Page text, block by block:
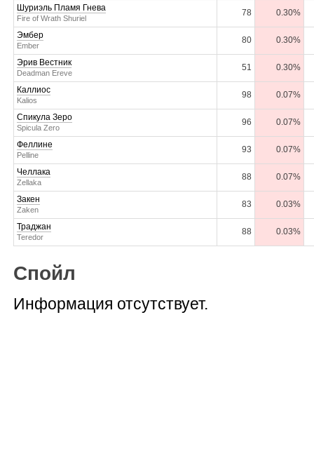
Шуриэль Пламя Гнева
Fire of Wrath Shuriel
78 0.30%
Эмбер
Ember
80 0.30%
Эрив Вестник
Deadman Ereve
51 0.30%
Каллиос
Kalios
98 0.07%
Спикула Зеро
Spicula Zero
96 0.07%
Феллине
Pelline
93 0.07%
Челлака
Zellaka
88 0.07%
Закен
Zaken
83 0.03%
Траджан
Teredor
88 0.03%
Спойл
Информация отсутствует.